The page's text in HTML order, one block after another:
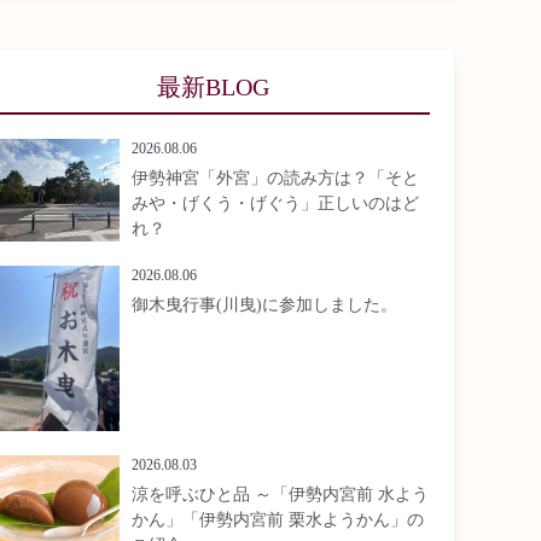
最新BLOG
2026.08.06
伊勢神宮「外宮」の読み方は？「そと
みや・げくう・げぐう」正しいのはど
れ？
2026.08.06
御木曳行事(川曳)に参加しました。
2026.08.03
涼を呼ぶひと品 ～「伊勢内宮前 水よう
かん」「伊勢内宮前 栗水ようかん」の